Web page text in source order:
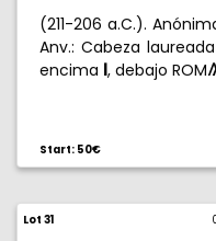
(211-206 a.C.).
Anv.: Cabeza
encima , debajo ROM
Start: 50€
Lot 31